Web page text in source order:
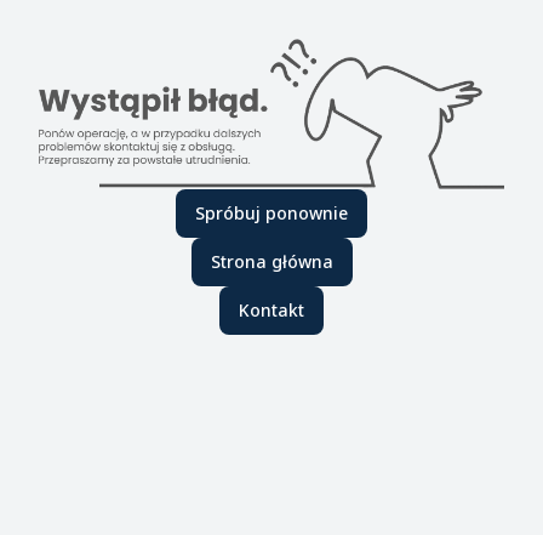
Spróbuj ponownie
Strona główna
Kontakt